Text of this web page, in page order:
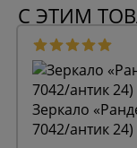
С ЭТИМ
Зеркало
7042/антик 24)